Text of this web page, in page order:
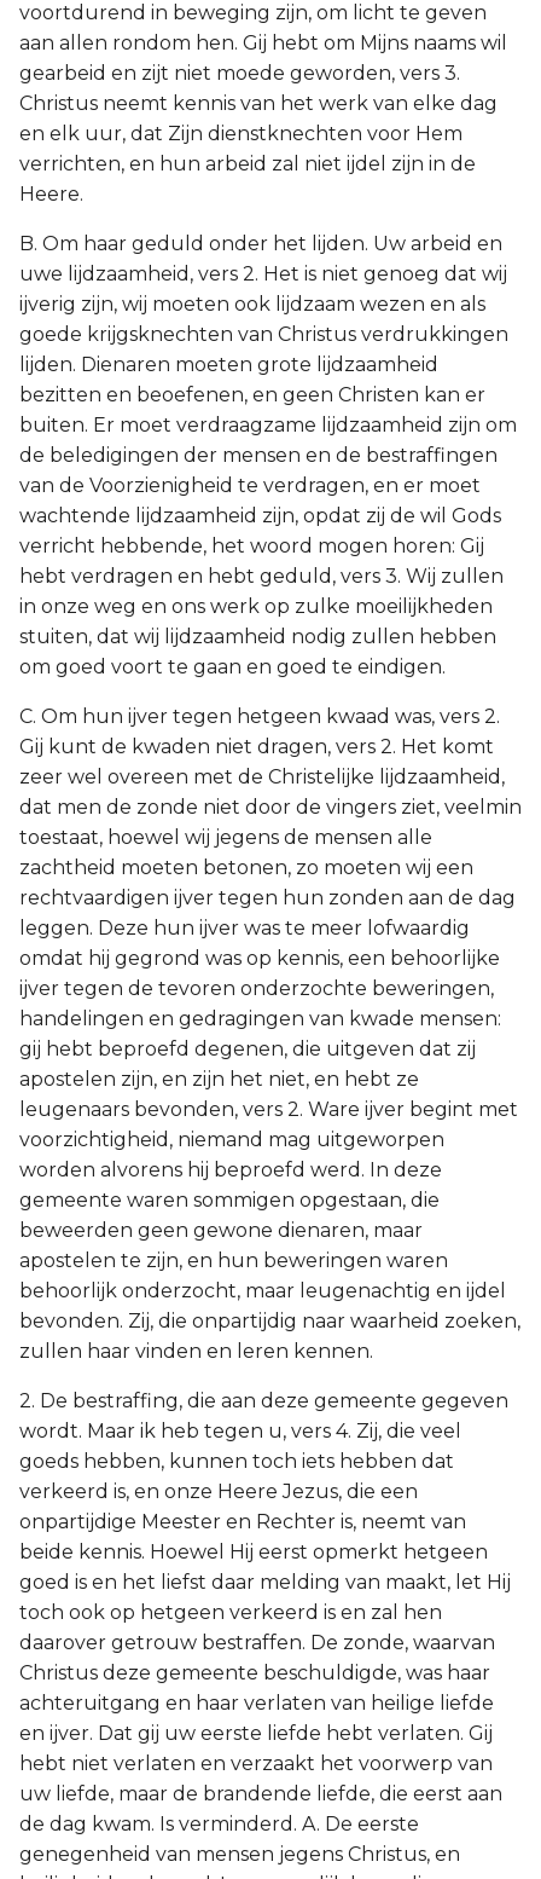
voortdurend in beweging zijn, om licht te geven
aan allen rondom hen. Gij hebt om Mijns naams wil
gearbeid en zijt niet moede geworden, vers 3.
Christus neemt kennis van het werk van elke dag
en elk uur, dat Zijn dienstknechten voor Hem
verrichten, en hun arbeid zal niet ijdel zijn in de
Heere.
B. Om haar geduld onder het lijden. Uw arbeid en
uwe lijdzaamheid, vers 2. Het is niet genoeg dat wij
ijverig zijn, wij moeten ook lijdzaam wezen en als
goede krijgsknechten van Christus verdrukkingen
lijden. Dienaren moeten grote lijdzaamheid
bezitten en beoefenen, en geen Christen kan er
buiten. Er moet verdraagzame lijdzaamheid zijn om
de beledigingen der mensen en de bestraffingen
van de Voorzienigheid te verdragen, en er moet
wachtende lijdzaamheid zijn, opdat zij de wil Gods
verricht hebbende, het woord mogen horen: Gij
hebt verdragen en hebt geduld, vers 3. Wij zullen
in onze weg en ons werk op zulke moeilijkheden
stuiten, dat wij lijdzaamheid nodig zullen hebben
om goed voort te gaan en goed te eindigen.
C. Om hun ijver tegen hetgeen kwaad was, vers 2.
Gij kunt de kwaden niet dragen, vers 2. Het komt
zeer wel overeen met de Christelijke lijdzaamheid,
dat men de zonde niet door de vingers ziet, veelmin
toestaat, hoewel wij jegens de mensen alle
zachtheid moeten betonen, zo moeten wij een
rechtvaardigen ijver tegen hun zonden aan de dag
leggen. Deze hun ijver was te meer lofwaardig
omdat hij gegrond was op kennis, een behoorlijke
ijver tegen de tevoren onderzochte beweringen,
handelingen en gedragingen van kwade mensen:
gij hebt beproefd degenen, die uitgeven dat zij
apostelen zijn, en zijn het niet, en hebt ze
leugenaars bevonden, vers 2. Ware ijver begint met
voorzichtigheid, niemand mag uitgeworpen
worden alvorens hij beproefd werd. In deze
gemeente waren sommigen opgestaan, die
beweerden geen gewone dienaren, maar
apostelen te zijn, en hun beweringen waren
behoorlijk onderzocht, maar leugenachtig en ijdel
bevonden. Zij, die onpartijdig naar waarheid zoeken,
zullen haar vinden en leren kennen.
2. De bestraffing, die aan deze gemeente gegeven
wordt. Maar ik heb tegen u, vers 4. Zij, die veel
goeds hebben, kunnen toch iets hebben dat
verkeerd is, en onze Heere Jezus, die een
onpartijdige Meester en Rechter is, neemt van
beide kennis. Hoewel Hij eerst opmerkt hetgeen
goed is en het liefst daar melding van maakt, let Hij
toch ook op hetgeen verkeerd is en zal hen
daarover getrouw bestraffen. De zonde, waarvan
Christus deze gemeente beschuldigde, was haar
achteruitgang en haar verlaten van heilige liefde
en ijver. Dat gij uw eerste liefde hebt verlaten. Gij
hebt niet verlaten en verzaakt het voorwerp van
uw liefde, maar de brandende liefde, die eerst aan
de dag kwam. Is verminderd. A. De eerste
genegenheid van mensen jegens Christus, en